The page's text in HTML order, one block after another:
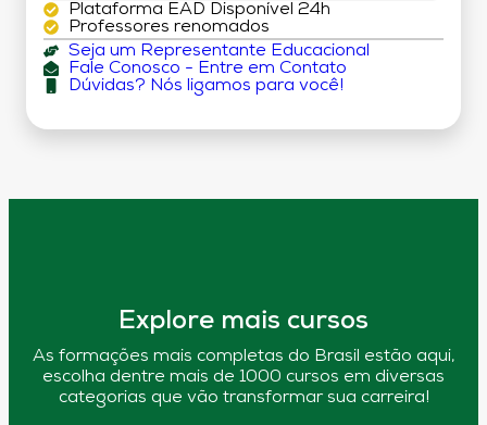
Plataforma EAD Disponível 24h
Professores renomados
Seja um Representante Educacional
Fale Conosco - Entre em Contato
Dúvidas? Nós ligamos para você!
Explore mais cursos
As formações mais completas do Brasil estão aqui,
escolha dentre mais de 1000 cursos em diversas
categorias que vão transformar sua carreira!